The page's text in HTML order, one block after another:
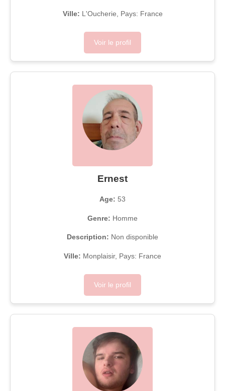
Ville: L'Oucherie, Pays: France
Voir le profil
Ernest
Age: 53
Genre: Homme
Description: Non disponible
Ville: Monplaisir, Pays: France
Voir le profil